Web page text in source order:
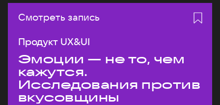
Смотреть запись
Продукт UX&UI
Эмоции — не то, чем
кажутся.
Исследования против
вкусовщины